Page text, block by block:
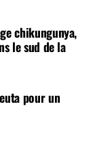
chikungunya,
le sud de la
pour un